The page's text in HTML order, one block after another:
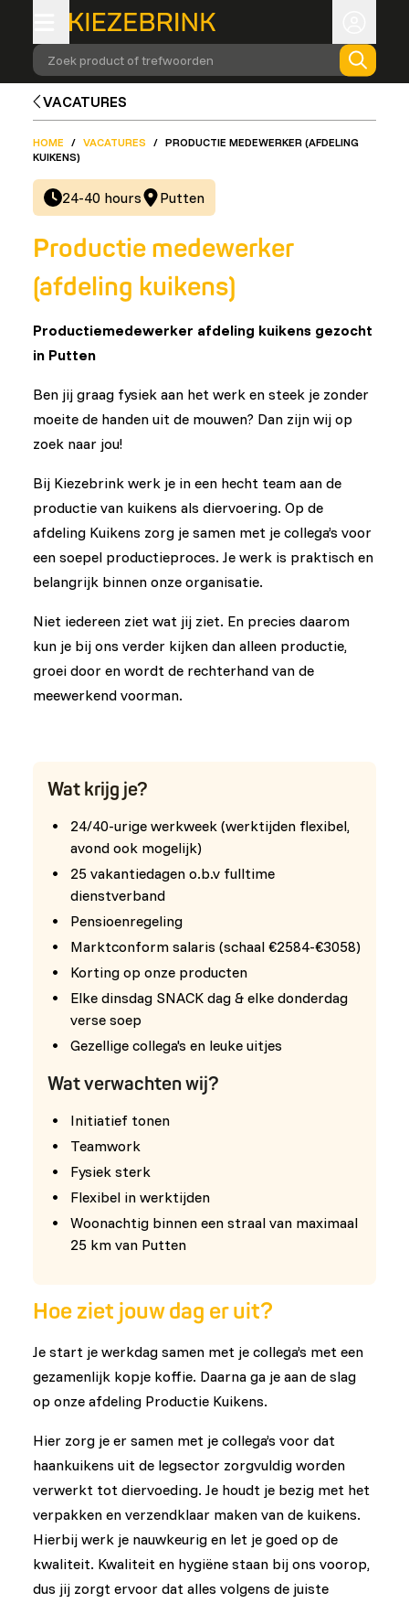
Zoek product of trefwoorden
VACATURES
HOME / VACATURES / PRODUCTIE MEDEWERKER (AFDELING
KUIKENS)
24-40 hours Putten
Productie medewerker
(afdeling kuikens)
Productiemedewerker afdeling kuikens gezocht
in Putten
Ben jij graag fysiek aan het werk en steek je zonder
moeite de handen uit de mouwen? Dan zijn wij op
zoek naar jou!
Bij Kiezebrink werk je in een hecht team aan de
productie van kuikens als diervoering. Op de
afdeling Kuikens zorg je samen met je collega’s voor
een soepel productieproces. Je werk is praktisch en
belangrijk binnen onze organisatie.
Niet iedereen ziet wat jij ziet. En precies daarom
kun je bij ons verder kijken dan alleen productie,
groei door en wordt de rechterhand van de
meewerkend voorman.
Wat krijg je?
24/40-urige werkweek (werktijden flexibel,
avond ook mogelijk)
25 vakantiedagen o.b.v fulltime
dienstverband
Pensioenregeling
Marktconform salaris (schaal €2584-€3058)
Korting op onze producten
Elke dinsdag SNACK dag & elke donderdag
verse soep
Gezellige collega's en leuke uitjes
Wat verwachten wij?
Initiatief tonen
Teamwork
Fysiek sterk
Flexibel in werktijden
Woonachtig binnen een straal van maximaal
25 km van Putten
Hoe ziet jouw dag er uit?
Je start je werkdag samen met je collega’s met een
gezamenlijk kopje koffie. Daarna ga je aan de slag
op onze afdeling Productie Kuikens.
Hier zorg je er samen met je collega’s voor dat
haankuikens uit de legsector zorgvuldig worden
verwerkt tot diervoeding. Je houdt je bezig met het
verpakken en verzendklaar maken van de kuikens.
Hierbij werk je nauwkeurig en let je goed op de
kwaliteit. Kwaliteit en hygiëne staan bij ons voorop,
dus jij zorgt ervoor dat alles volgens de juiste